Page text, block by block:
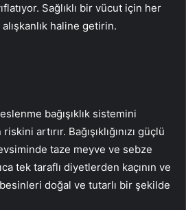
Sağlıklı bir vücut için her
haline getirin.
bağışıklık sistemini
artırır. Bağışıklığınızı güçlü
taze meyve ve sebze
tek taraflı diyetlerden kaçının ve
doğal ve tutarlı bir şekilde